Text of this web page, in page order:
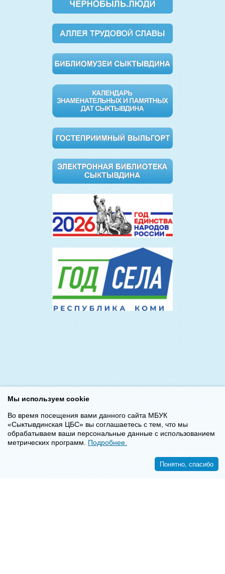
Мы используем cookie
Во время посещения вами данного сайта МБУК
«Сыктывдинская ЦБС» вы соглашаетесь с тем, что мы
обрабатываем ваши персональные данные с использованием
метрических программ. Подробнее.
Понятно, спасибо